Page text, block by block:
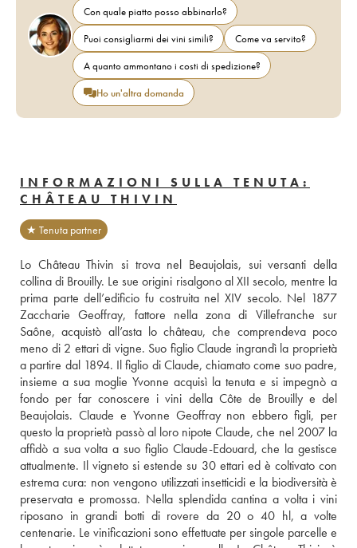
Con quale piatto posso abbinarlo?
Puoi consigliarmi dei vini simili?
Come va servito?
A quanto ammontano i costi di spedizione?
Ho un'altra domanda
INFORMAZIONI SULLA TENUTA:
CHÂTEAU THIVIN
★ Tenuta partner
Lo Château Thivin si trova nel Beaujolais, sui versanti della
collina di Brouilly. Le sue origini risalgono al XII secolo, mentre la
prima parte dell’edificio fu costruita nel XIV secolo. Nel 1877
Zaccharie Geoffray, fattore nella zona di Villefranche sur
Saône, acquistò all’asta lo château, che comprendeva poco
meno di 2 ettari di vigne. Suo figlio Claude ingrandì la proprietà
a partire dal 1894. Il figlio di Claude, chiamato come suo padre,
insieme a sua moglie Yvonne acquisì la tenuta e si impegnò a
fondo per far conoscere i vini della Côte de Brouilly e del
Beaujolais. Claude e Yvonne Geoffray non ebbero figli, per
questo la proprietà passò al loro nipote Claude, che nel 2007 la
affidò a sua volta a suo figlio Claude-Edouard, che la gestisce
attualmente. Il vigneto si estende su 30 ettari ed è coltivato con
estrema cura: non vengono utilizzati insetticidi e la biodiversità è
preservata e promossa. Nella splendida cantina a volta i vini
riposano in grandi botti di rovere da 20 o 40 hl, a volte
centenarie. Le vinificazioni sono effettuate per singole parcelle e